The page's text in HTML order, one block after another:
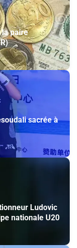
la paire
sacrée à
Ludovic
nationale U20